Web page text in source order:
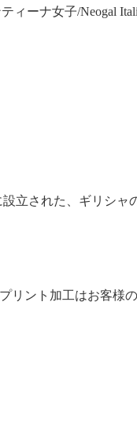
ィーナ女子/Neogal
立された、ギリシャ
リント加工はお客様